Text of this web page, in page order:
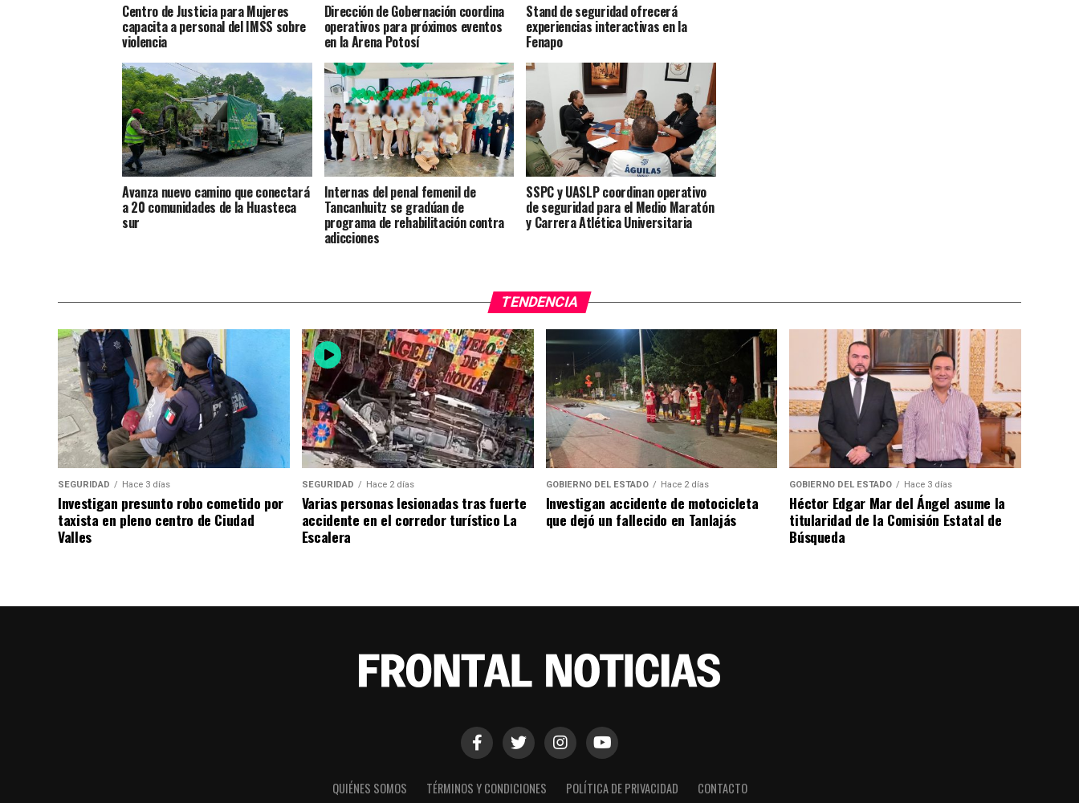
Centro de Justicia para Mujeres
capacita a personal del IMSS sobre
violencia
Dirección de Gobernación coordina
operativos para próximos eventos
en la Arena Potosí
Stand de seguridad ofrecerá
experiencias interactivas en la
Fenapo
Avanza nuevo camino que conectará
a 20 comunidades de la Huasteca
sur
Internas del penal femenil de
Tancanhuitz se gradúan de
programa de rehabilitación contra
adicciones
SSPC y UASLP coordinan operativo
de seguridad para el Medio Maratón
y Carrera Atlética Universitaria
TENDENCIA
SEGURIDAD Hace 3 días
Investigan presunto robo cometido por
taxista en pleno centro de Ciudad
Valles
SEGURIDAD Hace 2 días
Varias personas lesionadas tras fuerte
accidente en el corredor turístico La
Escalera
GOBIERNO DEL ESTADO Hace 2 días
Investigan accidente de motocicleta
que dejó un fallecido en Tanlajás
GOBIERNO DEL ESTADO Hace 3 días
Héctor Edgar Mar del Ángel asume la
titularidad de la Comisión Estatal de
Búsqueda
QUIÉNES SOMOS TÉRMINOS Y CONDICIONES POLÍTICA DE PRIVACIDAD CONTACTO